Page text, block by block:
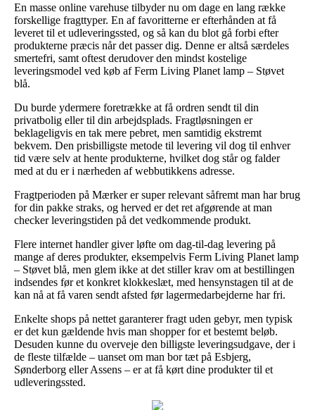
En masse online varehuse tilbyder nu om dage en lang række
forskellige fragttyper. En af favoritterne er efterhånden at få
leveret til et udleveringssted, og så kan du blot gå forbi efter
produkterne præcis når det passer dig. Denne er altså særdeles
smertefri, samt oftest derudover den mindst kostelige
leveringsmodel ved køb af Ferm Living Planet lamp – Støvet
blå.
Du burde ydermere foretrække at få ordren sendt til din
privatbolig eller til din arbejdsplads. Fragtløsningen er
beklageligvis en tak mere pebret, men samtidig ekstremt
bekvem. Den prisbilligste metode til levering vil dog til enhver
tid være selv at hente produkterne, hvilket dog står og falder
med at du er i nærheden af webbutikkens adresse.
Fragtperioden på Mærker er super relevant såfremt man har brug
for din pakke straks, og herved er det ret afgørende at man
checker leveringstiden på det vedkommende produkt.
Flere internet handler giver løfte om dag-til-dag levering på
mange af deres produkter, eksempelvis Ferm Living Planet lamp
– Støvet blå, men glem ikke at det stiller krav om at bestillingen
indsendes før et konkret klokkeslæt, med hensynstagen til at de
kan nå at få varen sendt afsted før lagermedarbejderne har fri.
Enkelte shops på nettet garanterer fragt uden gebyr, men typisk
er det kun gældende hvis man shopper for et bestemt beløb.
Desuden kunne du overveje den billigste leveringsudgave, der i
de fleste tilfælde – uanset om man bor tæt på Esbjerg,
Sønderborg eller Assens – er at få kørt dine produkter til et
udleveringssted.